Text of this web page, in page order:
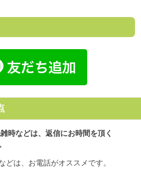
時などは、返信にお時間を頂く
どは、お電話がオススメです。